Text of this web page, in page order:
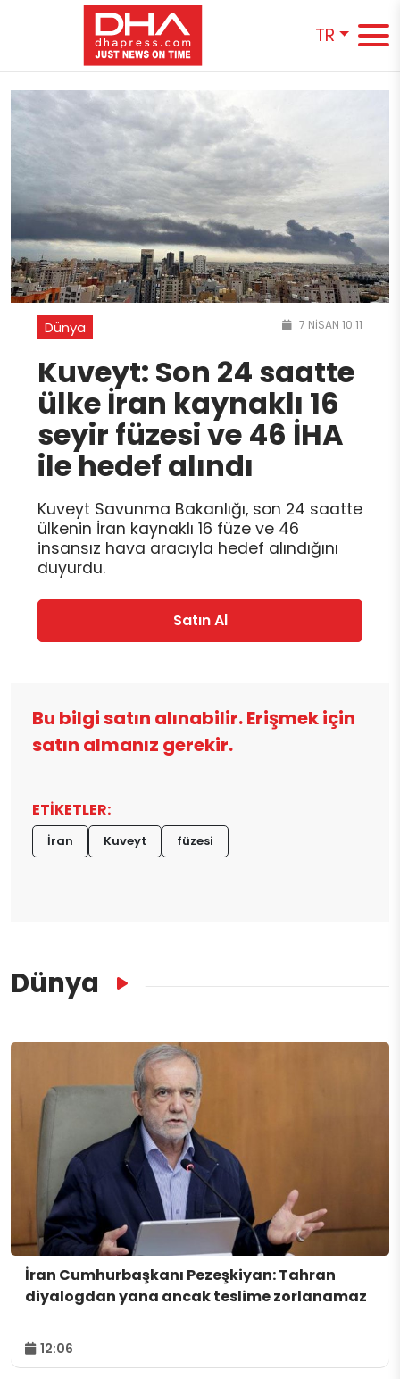
TR
Dünya 7 NISAN 10:11
Kuveyt: Son 24 saatte
ülke İran kaynaklı 16
seyir füzesi ve 46 İHA
ile hedef alındı
Kuveyt Savunma Bakanlığı, son 24 saatte
ülkenin İran kaynaklı 16 füze ve 46
insansız hava aracıyla hedef alındığını
duyurdu.
Satın Al
Bu bilgi satın alınabilir. Erişmek için
satın almanız gerekir.
ETİKETLER:
İran Kuveyt füzesi
Dünya
İran Cumhurbaşkanı Pezeşkiyan: Tahran
diyalogdan yana ancak teslime zorlanamaz
12:06